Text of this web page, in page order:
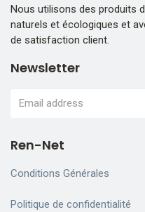
Nous utilisons des produits
naturels et écologiques et
de satisfaction client.
Newsletter
Ren-Net
Conditions Générales
Politique de confidentialité